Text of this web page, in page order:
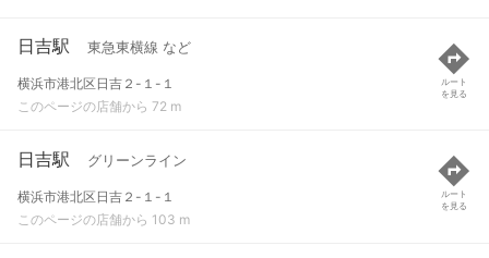
日吉駅 東急東横線 など
横浜市港北区日吉２-１-１
このページの店舗から 72 m
ルート
を見る
日吉駅 グリーンライン
横浜市港北区日吉２-１-１
このページの店舗から 103 m
ルート
を見る